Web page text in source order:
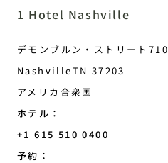
1 Hotel Nashville
デモンブルン・ストリート710
NashvilleTN 37203
アメリカ合衆国
ホテル：
+1 615 510 0400
予約：